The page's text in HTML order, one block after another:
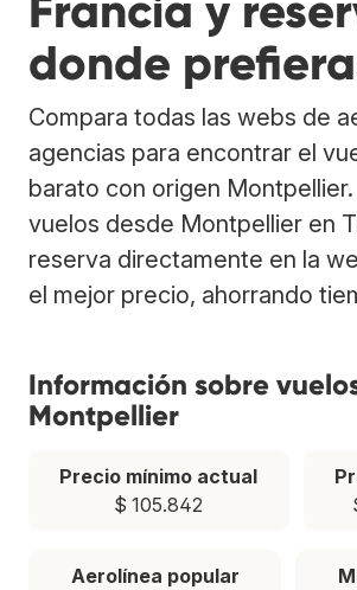
donde
Compara todas las webs de
agencias para encontrar el
barato con origen
vuelos desde Montpellier en
reserva directamente en la
el mejor precio, ahorrando
Información sobre
Montpellier
Precio mínimo actual
$ 105.842
Aerolínea popular